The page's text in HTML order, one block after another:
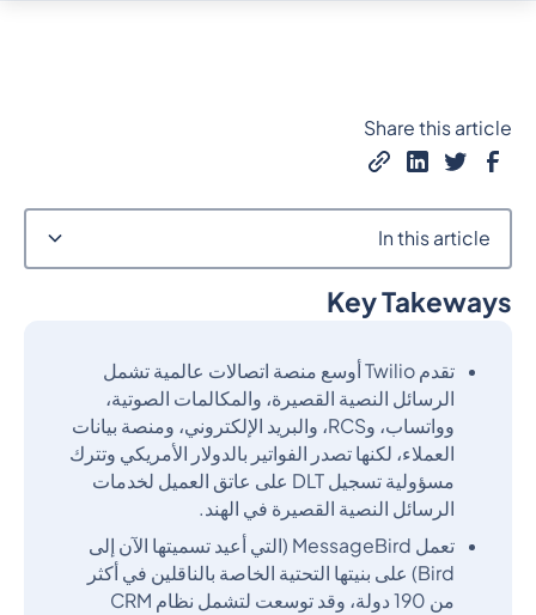
Key Takeways
تقدم Twilio أوسع منصة اتصالات عالمية تشمل
الرسائل النصية القصيرة، والمكالمات الصوتية،
وواتساب، وRCS، والبريد الإلكتروني، ومنصة بيانات
العملاء، لكنها تصدر الفواتير بالدولار الأمريكي وتترك
مسؤولية تسجيل DLT على عاتق العميل لخدمات
الرسائل النصية القصيرة في الهند.
تعمل MessageBird (التي أعيد تسميتها الآن إلى
Bird) على بنيتها التحتية الخاصة بالناقلين في أكثر
من 190 دولة، وقد توسعت لتشمل نظام CRM
Share this article
In this article
Heading 2